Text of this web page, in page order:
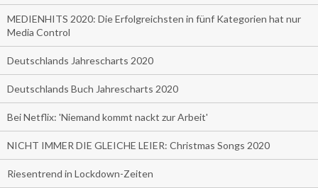
MEDIENHITS 2020: Die Erfolgreichsten in fünf Kategorien hat nur
Media Control
Deutschlands Jahrescharts 2020
Deutschlands Buch Jahrescharts 2020
Bei Netflix: 'Niemand kommt nackt zur Arbeit'
NICHT IMMER DIE GLEICHE LEIER: Christmas Songs 2020
Riesentrend in Lockdown-Zeiten